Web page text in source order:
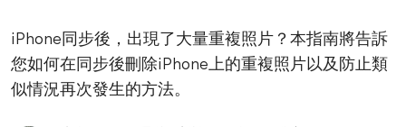
iPhone同步後，出現了大量重複照片？本指南將告訴
您如何在同步後刪除iPhone上的重複照片以及防止類
似情況再次發生的方法。